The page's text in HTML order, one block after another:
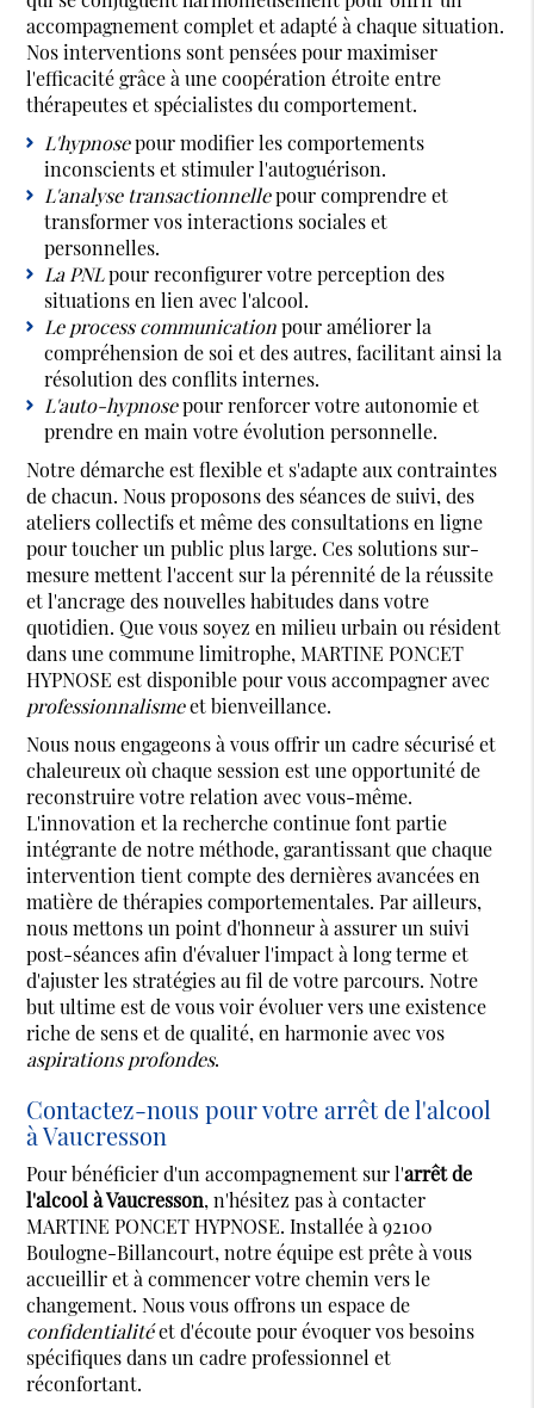
accompagnement complet et adapté à chaque situation.
Nos interventions sont pensées pour maximiser
l'efficacité grâce à une coopération étroite entre
thérapeutes et spécialistes du comportement.
L'hypnosepour modifier les comportements
inconscients et stimuler l'autoguérison.
L'analyse transactionnellepour comprendre et
transformer vos interactions sociales et
personnelles.
La PNLpour reconfigurer votre perception des
situations en lien avec l'alcool.
Le process communicationpour améliorer la
compréhension de soi et des autres, facilitant ainsi la
résolution des conflits internes.
L'auto-hypnosepour renforcer votre autonomie et
prendre en main votre évolution personnelle.
Notre démarche est flexible et s'adapte aux contraintes
de chacun. Nous proposons des séances de suivi, des
ateliers collectifs et même des consultations en ligne
pour toucher un public plus large. Ces solutions sur-
mesure mettent l'accent sur la pérennité de la réussite
et l'ancrage des nouvelles habitudes dans votre
quotidien. Que vous soyez en milieu urbain ou résident
dans une commune limitrophe, MARTINE PONCET
HYPNOSE est disponible pour vous accompagner avec
professionnalismeet bienveillance.
Nous nous engageons à vous offrir un cadre sécurisé et
chaleureux où chaque session est une opportunité de
reconstruire votre relation avec vous-même.
L'innovation et la recherche continue font partie
intégrante de notre méthode, garantissant que chaque
intervention tient compte des dernières avancées en
matière de thérapies comportementales. Par ailleurs,
nous mettons un point d'honneur à assurer un suivi
post-séances afin d'évaluer l'impact à long terme et
d'ajuster les stratégies au fil de votre parcours. Notre
but ultime est de vous voir évoluer vers une existence
riche de sens et de qualité, en harmonie avec vos
aspirations profondes.
Contactez-nous pour votre arrêt de l'alcool
à Vaucresson
Pour bénéficier d'un accompagnement sur l'arrêt de
l'alcool à Vaucresson, n'hésitez pas à contacter
MARTINE PONCET HYPNOSE. Installée à 92100
Boulogne-Billancourt, notre équipe est prête à vous
accueillir et à commencer votre chemin vers le
changement. Nous vous offrons un espace de
confidentialitéet d'écoute pour évoquer vos besoins
spécifiques dans un cadre professionnel et
réconfortant.